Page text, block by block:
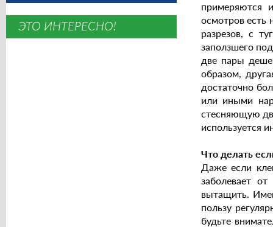
примеряются
осмотров есть
разрезов, с
заползшего
две пары
образом,
достаточно
или иными
стесняющую
используется
Что делать
Даже если
заболевает
вытащить.
пользу
будьте
ЭТО ИНТЕРЕСНО!